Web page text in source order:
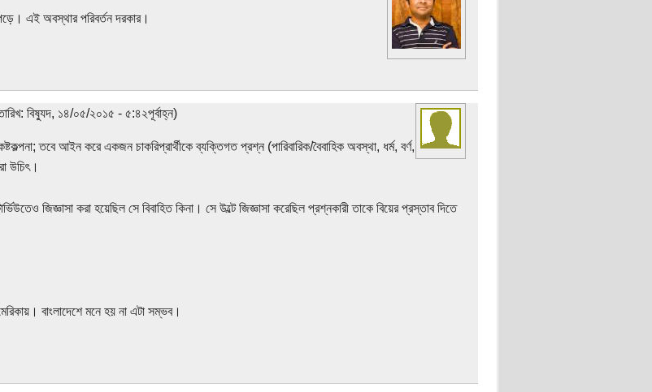
এই অবস্থার পরিবর্তন দরকার।
বিষ্যুদ, ১৪/০৫/২০১৫ - ৫:৪২পূর্বাহ্ন)
তবে আইন করে একজন চাকরিপ্রার্থীকে ব্যক্তিগত প্রশ্ন (পারিবারিক/বৈবাহিক অবস্থা, ধর্ম, বর্ণ,
উচিৎ।
জিজ্ঞাসা করা হয়েছিল সে বিবাহিত কিনা। সে উল্টে জিজ্ঞাসা করেছিল প্রশ্নকারী তাকে বিয়ের প্রস্তাব দিতে
বাংলাদেশে মনে হয় না এটা সম্ভব।